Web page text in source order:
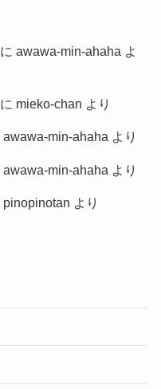
に awawa-min-ahaha よ
に mieko-chan より
awawa-min-ahaha より
awawa-min-ahaha より
pinopinotan より